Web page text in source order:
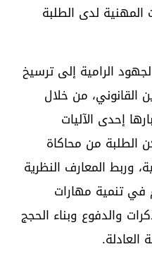
المهنية لدى الطلبة
الرامية إلى ترسيخ
القانوني، من خلال
إحدى الآليات
الطلبة من محاكاة
وربط المعارف النظرية
في تنمية مهارات
والدفوع وبناء الحجج
العادلة.